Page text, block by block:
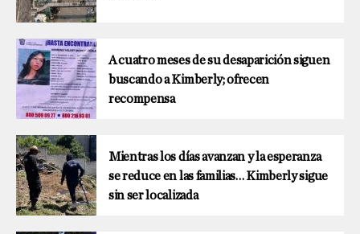
A cuatro meses de su desaparición siguen
buscando a Kimberly; ofrecen
recompensa
Mientras los días avanzan y la esperanza
se reduce en las familias… Kimberly sigue
sin ser localizada